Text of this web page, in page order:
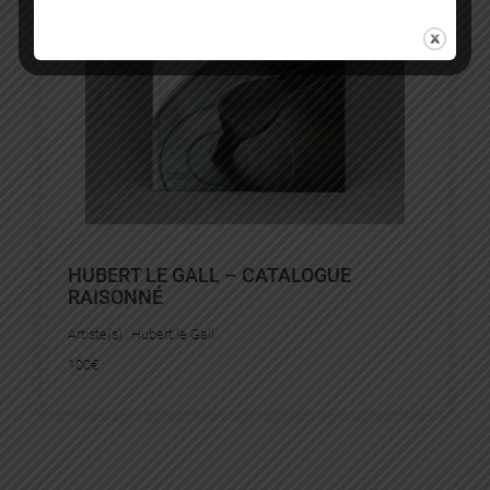
HUBERT LE GALL – CATALOGUE
RAISONNÉ
Artiste(s) : Hubert le Gall
100€